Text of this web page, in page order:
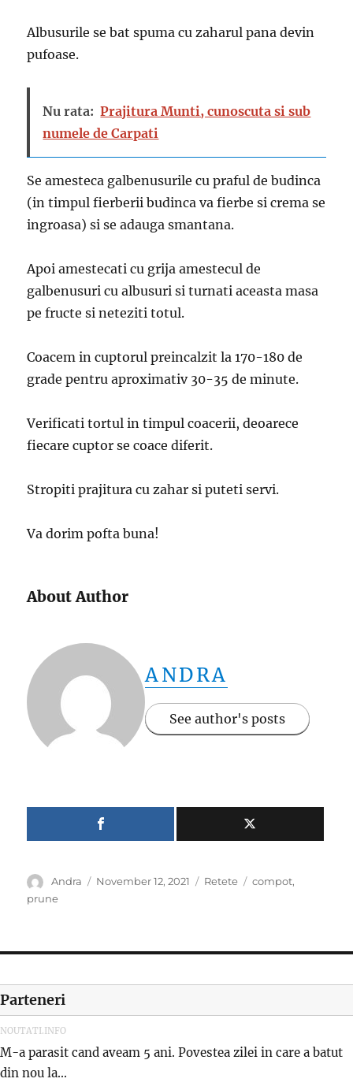
Albusurile se bat spuma cu zaharul pana devin
pufoase.
Nu rata: Prajitura Munti, cunoscuta si sub
numele de Carpati
Se amesteca galbenusurile cu praful de budinca
(in timpul fierberii budinca va fierbe si crema se
ingroasa) si se adauga smantana.
Apoi amestecati cu grija amestecul de
galbenusuri cu albusuri si turnati aceasta masa
pe fructe si neteziti totul.
Coacem in cuptorul preincalzit la 170-180 de
grade pentru aproximativ 30-35 de minute.
Verificati tortul in timpul coacerii, deoarece
fiecare cuptor se coace diferit.
Stropiti prajitura cu zahar si puteti servi.
Va dorim pofta buna!
About Author
ANDRA
See author's posts
Author
Andra
Posted
November 12, 2021 Categories
Retete Tags
compot,
prune
Parteneri
NOUTATI.INFO
M-a parasit cand aveam 5 ani. Povestea zilei in care a batut
din nou la...